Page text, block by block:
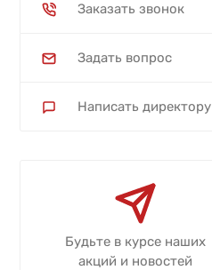
Заказать звонок
Задать вопрос
Написать директору
Будьте в курсе наших
акций и новостей